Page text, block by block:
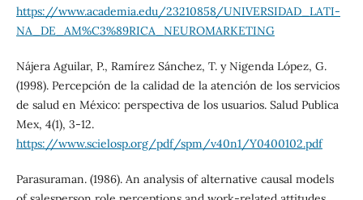
https://www.academia.edu/23210858/UNIVERSIDAD_LATI-
NA_DE_AM%C3%89RICA_NEUROMARKETING
Nájera Aguilar, P., Ramírez Sánchez, T. y Nigenda López, G.
(1998). Percepción de la calidad de la atención de los servicios
de salud en México: perspectiva de los usuarios. Salud Publica
Mex, 4(1), 3-12.
https://www.scielosp.org/pdf/spm/v40n1/Y0400102.pdf
Parasuraman. (1986). An analysis of alternative causal models